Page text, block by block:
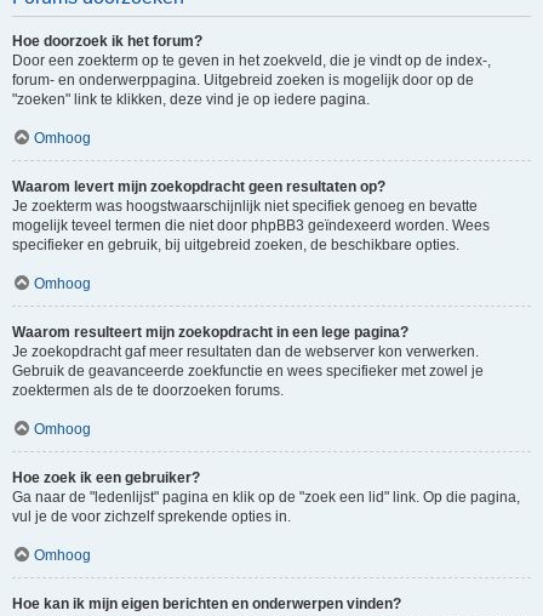
Hoe doorzoek ik het forum?
Door een zoekterm op te geven in het zoekveld, die je vindt op de index-,
forum- en onderwerppagina. Uitgebreid zoeken is mogelijk door op de
"zoeken" link te klikken, deze vind je op iedere pagina.
Omhoog
Waarom levert mijn zoekopdracht geen resultaten op?
Je zoekterm was hoogstwaarschijnlijk niet specifiek genoeg en bevatte
mogelijk teveel termen die niet door phpBB3 geïndexeerd worden. Wees
specifieker en gebruik, bij uitgebreid zoeken, de beschikbare opties.
Omhoog
Waarom resulteert mijn zoekopdracht in een lege pagina?
Je zoekopdracht gaf meer resultaten dan de webserver kon verwerken.
Gebruik de geavanceerde zoekfunctie en wees specifieker met zowel je
zoektermen als de te doorzoeken forums.
Omhoog
Hoe zoek ik een gebruiker?
Ga naar de "ledenlijst" pagina en klik op de "zoek een lid" link. Op die pagina,
vul je de voor zichzelf sprekende opties in.
Omhoog
Hoe kan ik mijn eigen berichten en onderwerpen vinden?